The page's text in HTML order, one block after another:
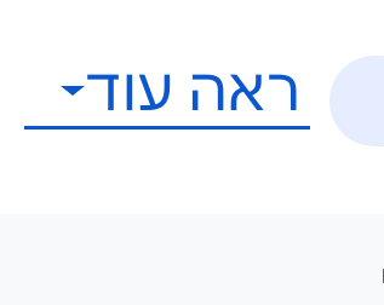
ראה עוד